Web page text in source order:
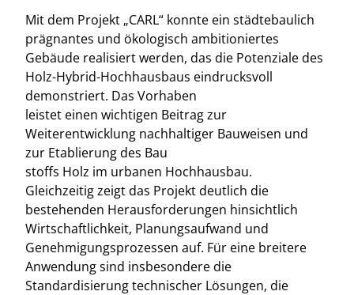
Mit dem Projekt „CARL“ konnte ein städtebaulich
prägnantes und ökologisch ambitioniertes
Gebäude realisiert werden, das die Potenziale des
Holz-Hybrid-Hochhausbaus eindrucksvoll
demonstriert. Das Vorhaben
leistet einen wichtigen Beitrag zur
Weiterentwicklung nachhaltiger Bauweisen und
zur Etablierung des Bau
stoffs Holz im urbanen Hochhausbau.
Gleichzeitig zeigt das Projekt deutlich die
bestehenden Herausforderungen hinsichtlich
Wirtschaftlichkeit, Planungsaufwand und
Genehmigungsprozessen auf. Für eine breitere
Anwendung sind insbesondere die
Standardisierung technischer Lösungen, die